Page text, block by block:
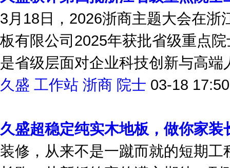
久盛获评第四批浙江省级重点院
3月18日，2026浙商主题大会在
板有限公司2025年获批省级重点
是省级层面对企业科技创新与高
久盛
工作站 浙商 院士
久盛超稳定纯实木地板，做你家装
装修，从来不是一蹴而就的短期